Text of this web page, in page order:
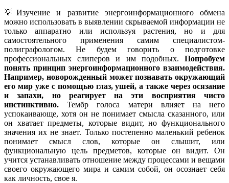
💡Изучение и развитие энергоинформационного обмена
можно использовать в выявлении скрываемой информации не
только аппаратно или используя растения, но и для
самостоятельного применения самим специалистом-
полиграфологом. Не будем говорить о подготовке
профессиональных слиперов и им подобных. Попробуем
понять принцип энергоинформационного взаимодействия.
Например, новорожденный может познавать окружающий
его мир уже с помощью глаз, ушей, а также через осязание
и запахи, но реагирует на эти восприятия чисто
инстинктивно. Тембр голоса матери влияет на него
успокаивающе, хотя он не понимает смысла сказанного, или
он хватает предметы, которые видит, но функционального
значения их не знает. Только постепенно маленький ребенок
понимает смысл слов, которые он слышит, или
функциональную цель предметов, которые он видит. Он
учится устанавливать отношение между процессами и вещами
своего окружающего мира и самим собой, он осознает себя
как личность, свое я.